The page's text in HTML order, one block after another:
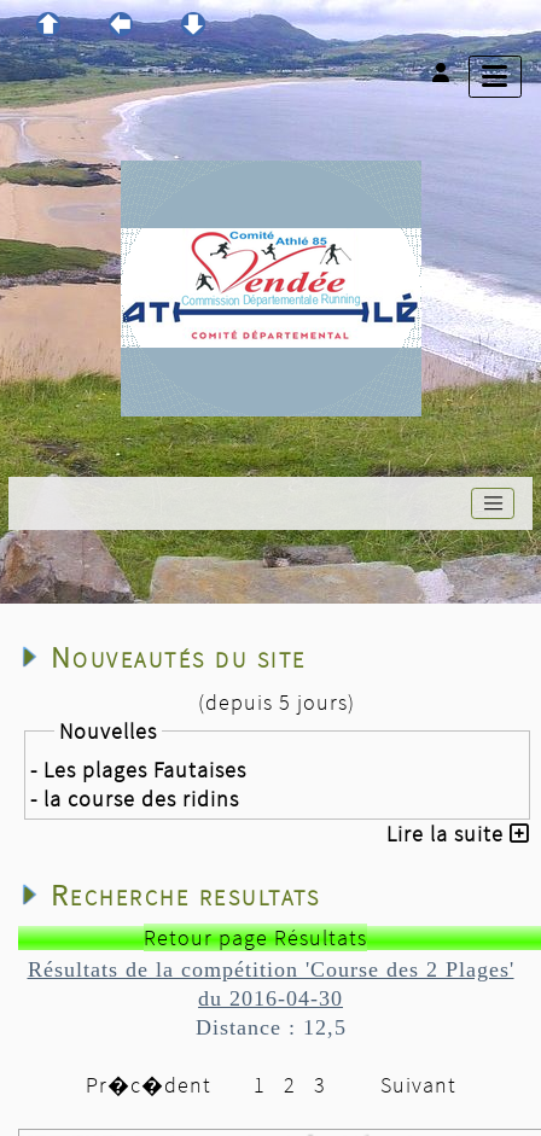
Nouveautés du site
(depuis 5 jours)
Nouvelles
- Les plages Fautaises
- la course des ridins
Lire la suite
Recherche resultats
Retour page Résultats
Résultats de la compétition 'Course des 2 Plages'
du 2016-04-30
Distance : 12,5
Pr�c�dent 1 2 3 Suivant